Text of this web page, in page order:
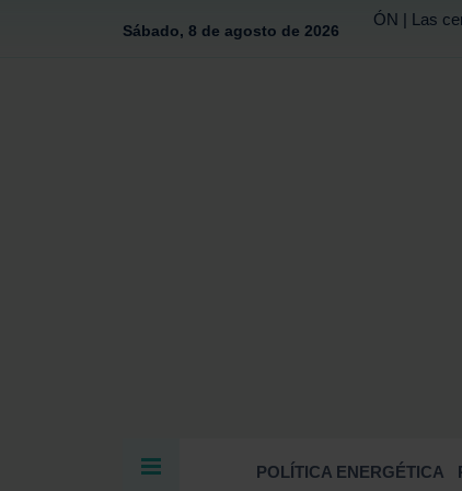
Sábado, 8 de agosto de 2026
ÓN | Las
POLÍTICA ENERGÉTICA